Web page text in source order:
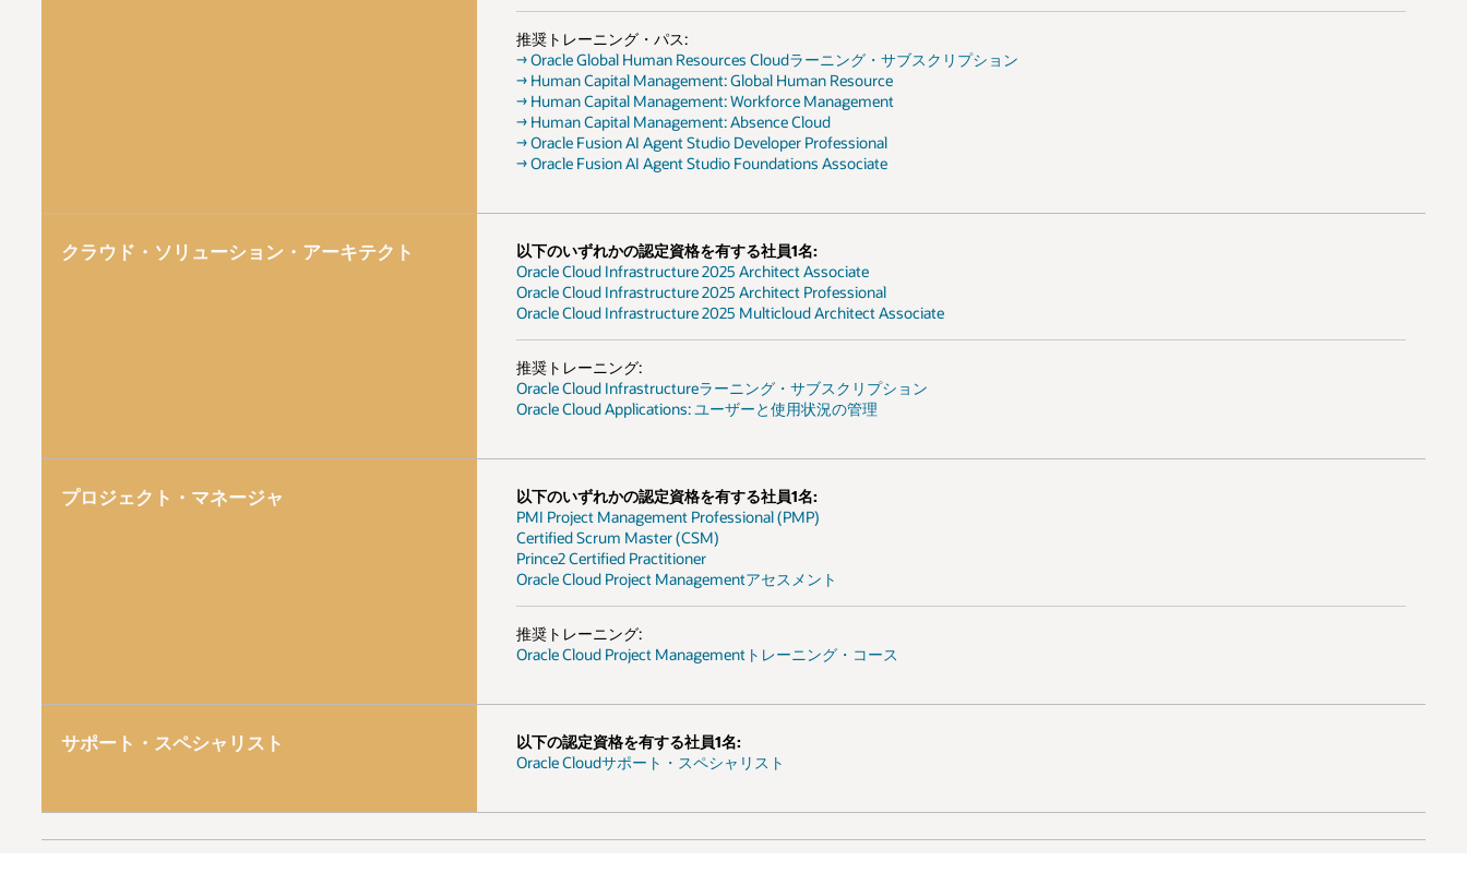
推奨トレーニング・パス:
→ Oracle Global Human Resources Cloudラーニング・サブスクリプション
→ Human Capital Management: Global Human Resource
→ Human Capital Management: Workforce Management
→ Human Capital Management: Absence Cloud
→ Oracle Fusion AI Agent Studio Developer Professional
→ Oracle Fusion AI Agent Studio Foundations Associate
クラウド・ソリューション・アーキテクト
以下のいずれかの認定資格を有する社員1名:
Oracle Cloud Infrastructure 2025 Architect Associate
Oracle Cloud Infrastructure 2025 Architect Professional
Oracle Cloud Infrastructure 2025 Multicloud Architect Associate
推奨トレーニング:
Oracle Cloud Infrastructureラーニング・サブスクリプション
Oracle Cloud Applications: ユーザーと使用状況の管理
プロジェクト・マネージャ
以下のいずれかの認定資格を有する社員1名:
PMI Project Management Professional (PMP)
Certified Scrum Master (CSM)
Prince2 Certified Practitioner
Oracle Cloud Project Managementアセスメント
推奨トレーニング:
Oracle Cloud Project Managementトレーニング・コース
サポート・スペシャリスト
以下の認定資格を有する社員1名:
Oracle Cloudサポート・スペシャリスト